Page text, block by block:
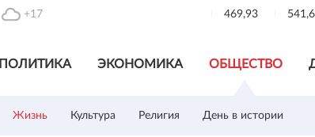
+17 469,93
ПОЛИТИКА ЭКОНОМИКА ОБЩЕСТВО
Жизнь Культура Религия День в истории